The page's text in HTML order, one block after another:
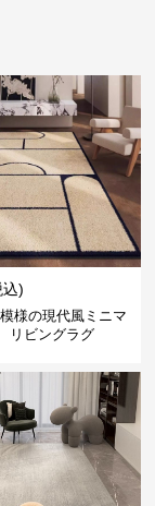
)
様の現代風ミニマ
リビングラグ